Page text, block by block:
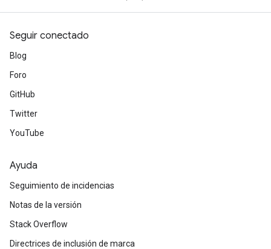
Seguir conectado
Blog
Foro
GitHub
Twitter
YouTube
Ayuda
Seguimiento de incidencias
Notas de la versión
Stack Overflow
Directrices de inclusión de marca